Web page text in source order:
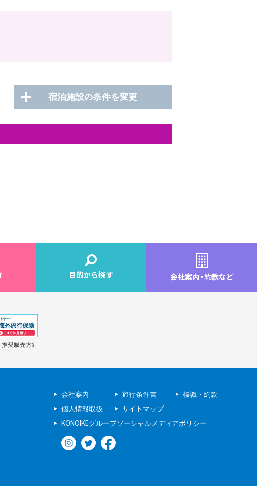
宿泊施設の条件を変更
目的から探す 会社案内・約款など
推奨販売方針
会社案内 旅行条件書
標識・約款
個人情報取扱
サイトマップ
KONOIKEグループソーシャルメディアポリシー